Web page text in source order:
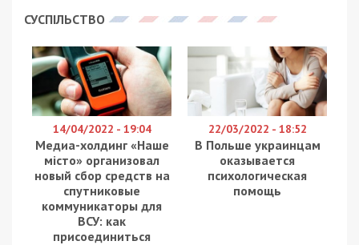
СУСПІЛЬСТВО
14/04/2022 - 19:04
Медиа-холдинг «Наше
місто» организовал
новый сбор средств на
спутниковые
коммуникаторы для
ВСУ: как
присоединиться
22/03/2022 - 18:52
В Польше украинцам
оказывается
психологическая
помощь